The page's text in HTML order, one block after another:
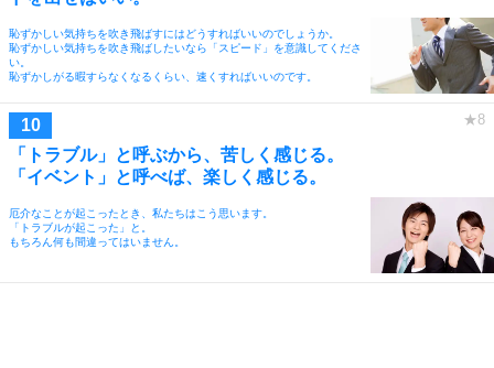
恥ずかしい気持ちを吹き飛ばすにはどうすればいいのでしょうか。
恥ずかしい気持ちを吹き飛ばしたいなら「スピード」を意識してくださ
い。
恥ずかしがる暇すらなくなるくらい、速くすればいいのです。
「トラブル」と呼ぶから、苦しく感じる。
「イベント」と呼べば、楽しく感じる。
厄介なことが起こったとき、私たちはこう思います。
「トラブルが起こった」と。
もちろん何も間違ってはいません。